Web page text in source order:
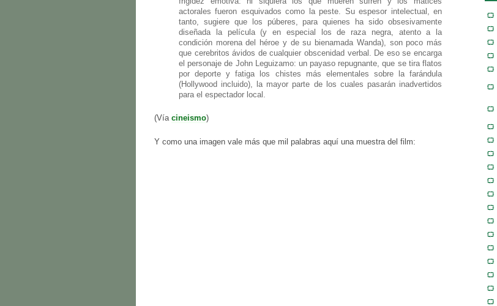
actorales fueron esquivados como la peste. Su espesor intelectual, en
tanto, sugiere que los púberes, para quienes ha sido obsesivamente
diseñada la película (y en especial los de raza negra, atento a la
condición morena del héroe y de su bienamada Wanda), son poco más
que cerebritos ávidos de cualquier obscenidad verbal. De eso se encarga
el personaje de John Leguizamo: un payaso repugnante, que se tira flatos
por deporte y fatiga los chistes más elementales sobre la farándula
(Hollywood incluido), la mayor parte de los cuales pasarán inadvertidos
para el espectador local.
(Vía cineismo)
Y como una imagen vale más que mil palabras aquí una muestra del film: